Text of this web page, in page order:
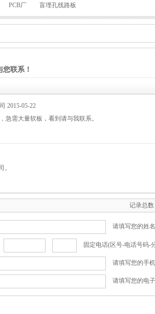
PCB厂 盲埋孔线路板
联系！
2015-05-22
急需大量软板，看到请与我联系。
。
记录总数
请填写您的姓
固定电话(区号-电话号码-
请填写您的手
请填写您的电